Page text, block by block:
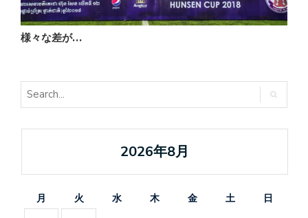
様々な差が…
2026年8月
月 火 水 木 金 土
日